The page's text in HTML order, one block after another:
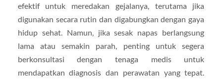
efektif untuk meredakan gejalanya, terutama jika
digunakan secara rutin dan digabungkan dengan gaya
hidup sehat. Namun, jika sesak napas berlangsung
lama atau semakin parah, penting untuk segera
berkonsultasi dengan tenaga medis untuk
mendapatkan diagnosis dan perawatan yang tepat.